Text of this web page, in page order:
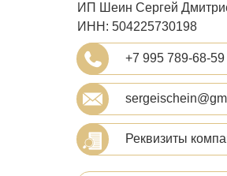
Реквизиты
+7 995 789-68-59
ИП Шеин Сергей
ИНН: 504225730198